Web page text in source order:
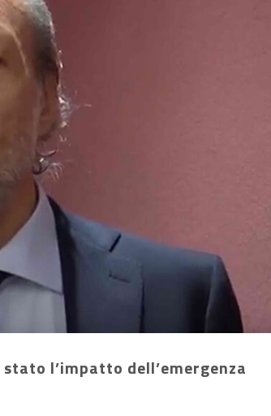
l’impatto dell’emergenza